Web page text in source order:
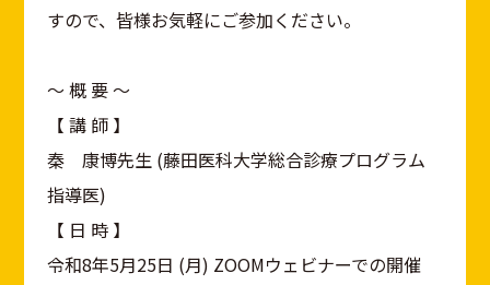
すので、皆様お気軽にご参加ください。
〜 概 要 〜
【 講 師 】
秦 康博先生 (藤田医科大学総合診療プログラム
指導医)
【 日 時 】
令和8年5月25日 (月) ZOOMウェビナーでの開催